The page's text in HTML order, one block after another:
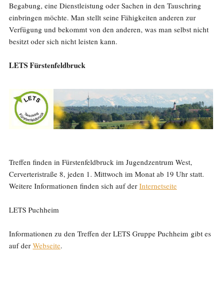
Begabung, eine Dienstleistung oder Sachen in den Tauschring
einbringen möchte. Man stellt seine Fähigkeiten anderen zur
Verfügung und bekommt von den anderen, was man selbst nicht
besitzt oder sich nicht leisten kann.
LETS Fürstenfeldbruck
Treffen finden in Fürstenfeldbruck im Jugendzentrum West,
Cerverteristraße 8, jeden 1. Mittwoch im Monat ab 19 Uhr statt.
Weitere Informationen finden sich auf der Internetseite
LETS Puchheim
Informationen zu den Treffen der LETS Gruppe Puchheim gibt es
auf der Webseite.